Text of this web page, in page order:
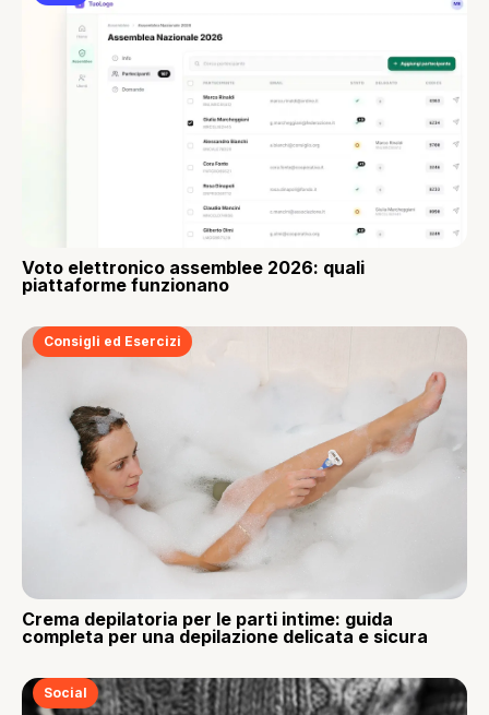
Voto elettronico assemblee 2026: quali
piattaforme funzionano
Consigli ed Esercizi
Crema depilatoria per le parti intime: guida
completa per una depilazione delicata e sicura
Social